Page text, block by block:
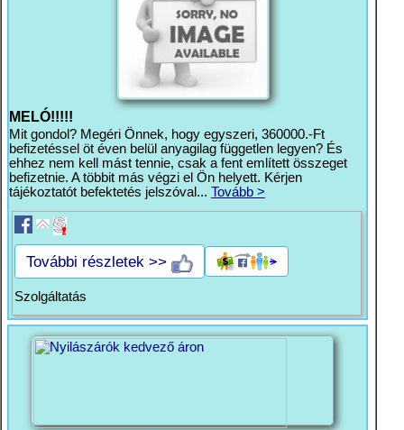
MELÓ!!!!!
Mit gondol? Megéri Önnek, hogy egyszeri, 360000.-Ft
befizetéssel öt éven belül anyagilag független legyen? És
ehhez nem kell mást tennie, csak a fent említett összeget
befizetnie. A többit más végzi el Ön helyett. Kérjen
tájékoztatót befektetés jelszóval... Tovább >
További részletek >>
Szolgáltatás